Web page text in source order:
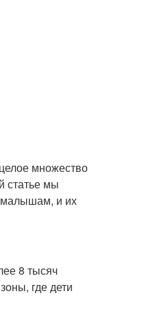
множество
статье мы
малышам, и их
8 тысяч
где дети